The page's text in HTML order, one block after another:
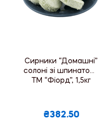
Сирники “Домашні”
солоні зі шпинатом ,
ТМ “Фіорд”, 1,5кг
₴382.50